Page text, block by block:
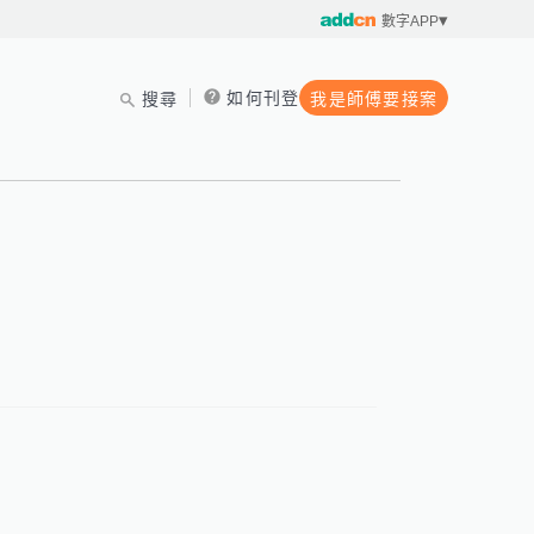
數字APP
搜尋 如何刊登 我是師傅要接案